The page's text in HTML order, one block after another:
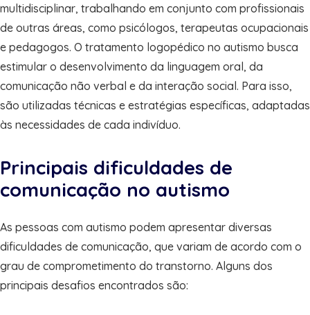
multidisciplinar, trabalhando em conjunto com profissionais
de outras áreas, como psicólogos, terapeutas ocupacionais
e pedagogos. O tratamento logopédico no autismo busca
estimular o desenvolvimento da linguagem oral, da
comunicação não verbal e da interação social. Para isso,
são utilizadas técnicas e estratégias específicas, adaptadas
às necessidades de cada indivíduo.
Principais dificuldades de
comunicação no autismo
As pessoas com autismo podem apresentar diversas
dificuldades de comunicação, que variam de acordo com o
grau de comprometimento do transtorno. Alguns dos
principais desafios encontrados são: